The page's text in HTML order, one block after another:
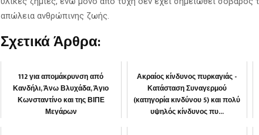
απώλεια ανθρώπινης ζωής.
Σχετικά Άρθρα:
112 για απομάκρυνση από
Κανδήλι, Άνω Βλυχάδα, Άγιο
Κωνσταντίνο και της ΒΙΠΕ
Μεγάρων
Ακραίος κίνδυνος πυρκαγιάς -
Κατάσταση Συναγερμού
(κατηγορία κινδύνου 5) και πολύ
υψηλός κίνδυνος πυ...